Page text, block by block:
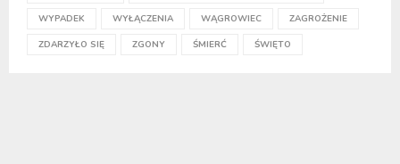
WYPADEK WYŁĄCZENIA WĄGROWIEC ZAGROŻENIE
ZDARZYŁO SIĘ ZGONY ŚMIERĆ ŚWIĘTO